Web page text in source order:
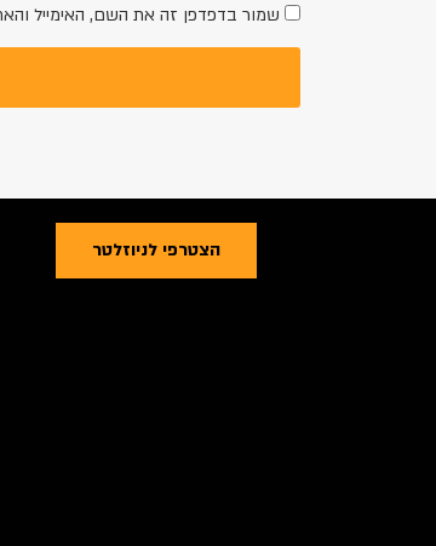
שמור בדפדפן זה את השם, האימייל
הצטרפי לניוזלטר